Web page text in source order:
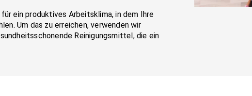
ein produktives Arbeitsklima, in dem Ihre
Um das zu erreichen, verwenden wir
Reinigungsmittel, die ein